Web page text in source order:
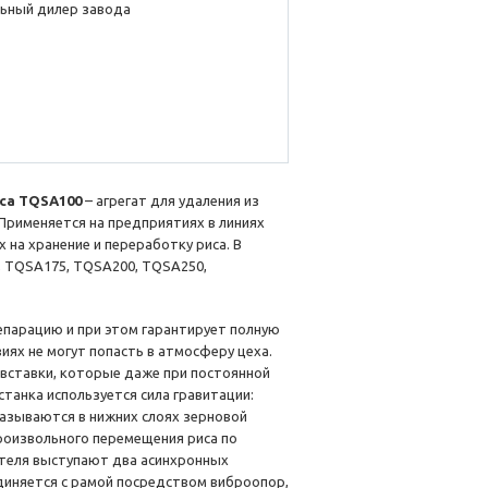
дилер завода
TQSА100– агрегат для удаления из
на предприятиях в линиях
хранение и переработку риса. В
TQSA200, TQSA250,
и при этом гарантирует полную
не могут попасть в атмосферу цеха.
которые даже при постоянной
используется сила гравитации:
в нижних слоях зерновой
перемещения риса по
выступают два асинхронных
с рамой посредством виброопор,